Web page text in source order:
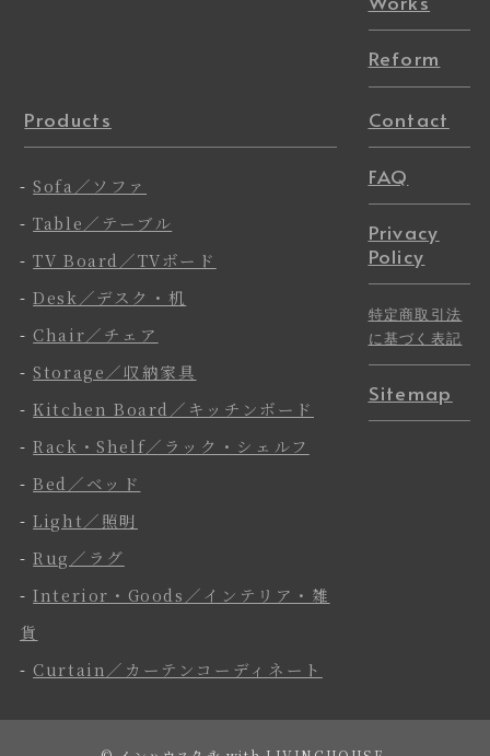
Reform
Products
-Sofa／ソファ
-Table／テーブル
-TV Board／TVボード
-Desk／デスク・机
- Chair／チェア
-Storage／収納家具
-Kitchen Board／キッチンボード
-Rack・Shelf／ラック・シェルフ
-Bed／ベッド
-Light／照明
-Rug／ラグ
-Interior・Goods／インテリア・雑
貨
- Curtain／カーテンコーディネート
Contact
FAQ
Privacy
Policy
特定商取引法
に基づく表記
Sitemap